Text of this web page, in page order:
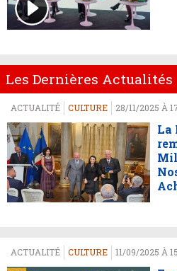
Les Dernières Actualités
ACTUALITÉ CULTURE 28/11/2025 À
La
ACTUALITÉ CULTURE 11/09/2025 À